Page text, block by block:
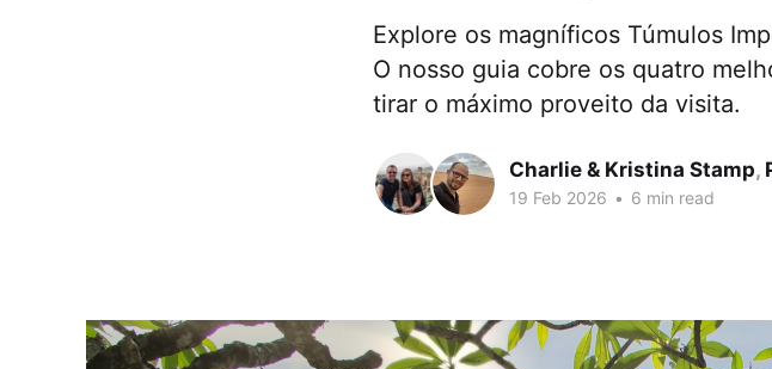
Explore os magníficos Túmulos
O nosso guia cobre os quatro
tirar o máximo proveito da visita.
Charlie & Kristina Stamp,
19 Feb 2026 • 6 min read